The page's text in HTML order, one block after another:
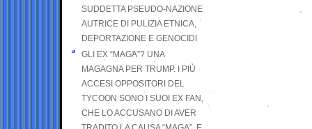
SUDDETTA PSEUDO-NAZIONE
AUTRICE DI PULIZIA ETNICA,
DEPORTAZIONE E GENOCIDI
GLI EX “MAGA”? UNA
MAGAGNA PER TRUMP. I PIÙ
ACCESI OPPOSITORI DEL
TYCOON SONO I SUOI EX FAN,
CHE LO ACCUSANO DI AVER